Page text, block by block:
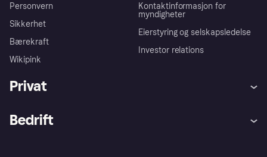
Personvern
Sikkerhet
Bærekraft
Wikipink
Kontaktinformasjon for
myndigheter
Eierstyring og selskapsledelse
Investor relations
Privat
Bedrift